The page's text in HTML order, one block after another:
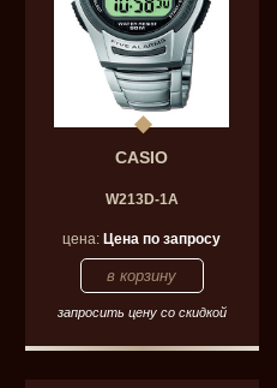
CASIO
W213D-1A
цена: Цена по запросу
запросить цену со скидкой